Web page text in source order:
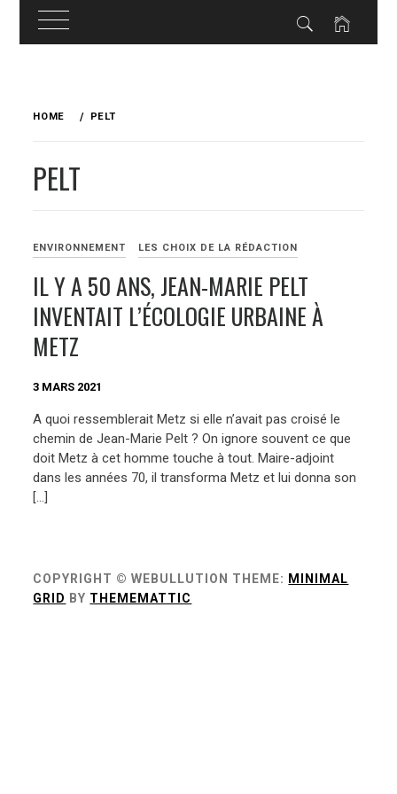
HOME PELT
PELT
ENVIRONNEMENT LES CHOIX DE LA RÉDACTION
IL Y A 50 ANS, JEAN-MARIE PELT
INVENTAIT L’ÉCOLOGIE URBAINE À
METZ
3 MARS 2021
A quoi ressemblerait Metz si elle n’avait pas croisé le
chemin de Jean-Marie Pelt ? On ignore souvent ce que
doit Metz à cet homme touche à tout. Maire-adjoint
dans les années 70, il transforma Metz et lui donna son
[…]
COPYRIGHT © WEBULLUTION THEME: MINIMAL
GRID BY THEMEMATTIC